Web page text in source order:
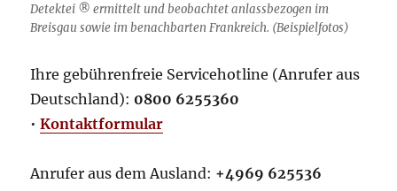
Detektei ® ermittelt und beobachtet anlassbezogen im
Breisgau sowie im benachbarten Frankreich. (Beispielfotos)
Ihre gebührenfreie Servicehotline (Anrufer aus
Deutschland): 0800 6255360
•Kontaktformular
Anrufer aus dem Ausland: +4969 625536